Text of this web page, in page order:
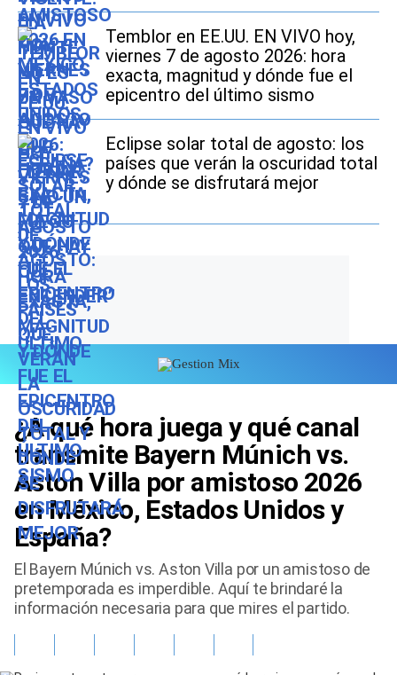
Temblor en EE.UU. EN VIVO hoy,
viernes 7 de agosto 2026: hora
exacta, magnitud y dónde fue el
epicentro del último sismo
Eclipse solar total de agosto: los
países que verán la oscuridad total
y dónde se disfrutará mejor